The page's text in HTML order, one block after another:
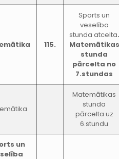
115.
Sports un
veselība
stunda atcelta.
Matemātikas
stunda
pārcelta no
7.stundas
Matemātikas
stunda
pārcelta uz
6.stundu
un